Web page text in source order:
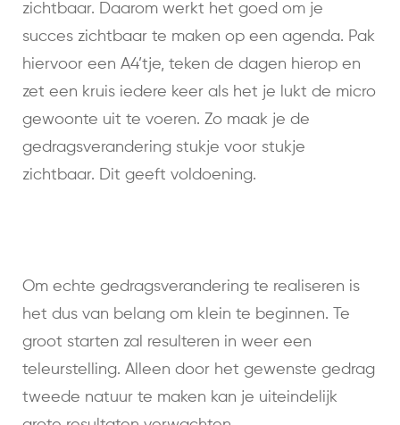
zichtbaar. Daarom werkt het goed om je
succes zichtbaar te maken op een agenda. Pak
hiervoor een A4’tje, teken de dagen hierop en
zet een kruis iedere keer als het je lukt de micro
gewoonte uit te voeren. Zo maak je de
gedragsverandering stukje voor stukje
zichtbaar. Dit geeft voldoening.
Om echte gedragsverandering te realiseren is
het dus van belang om klein te beginnen. Te
groot starten zal resulteren in weer een
teleurstelling. Alleen door het gewenste gedrag
tweede natuur te maken kan je uiteindelijk